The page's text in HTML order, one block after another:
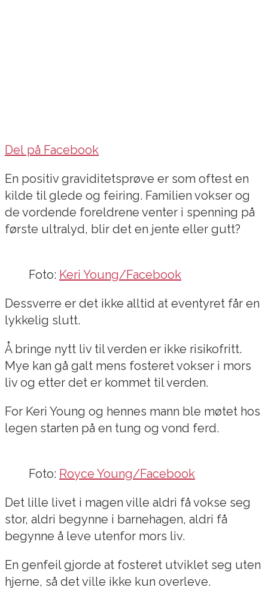
Del på Facebook
En positiv graviditetsprøve er som oftest en
kilde til glede og feiring. Familien vokser og
de vordende foreldrene venter i spenning på
første ultralyd, blir det en jente eller gutt?
Foto: Keri Young/Facebook
Dessverre er det ikke alltid at eventyret får en
lykkelig slutt.
Å bringe nytt liv til verden er ikke risikofritt.
Mye kan gå galt mens fosteret vokser i mors
liv og etter det er kommet til verden.
For Keri Young og hennes mann ble møtet hos
legen starten på en tung og vond ferd.
Foto: Royce Young/Facebook
Det lille livet i magen ville aldri få vokse seg
stor, aldri begynne i barnehagen, aldri få
begynne å leve utenfor mors liv.
En genfeil gjorde at fosteret utviklet seg uten
hjerne, så det ville ikke kun overleve.